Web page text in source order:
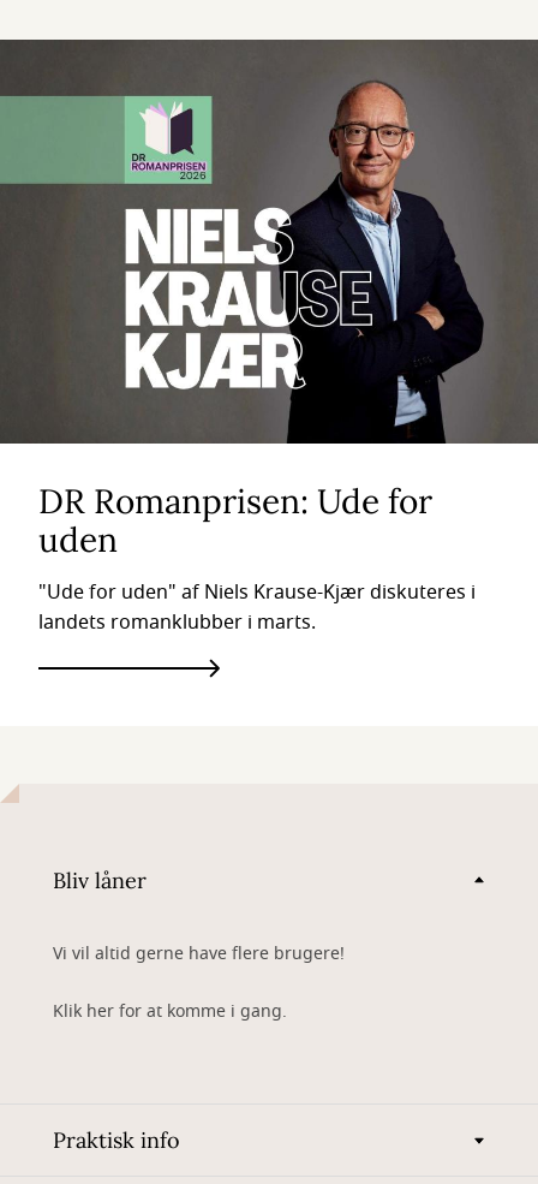
DR Romanprisen: Ude for
uden
"Ude for uden" af Niels Krause-Kjær diskuteres i
landets romanklubber i marts.
Bliv låner
Vi vil altid gerne have flere brugere!
Klik her for at komme i gang.
Praktisk info